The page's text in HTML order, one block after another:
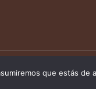
que estás de